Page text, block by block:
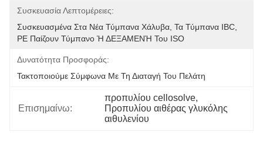
Συσκευασία Λεπτομέρειες:
Συσκευασμένα Στα Νέα Τύμπανα Χάλυβα, Τα Τύμπανα IBC,
PE Παίζουν Τύμπανο Ή ΔΕΞΑΜΕΝΉ Του ISO
Δυνατότητα Προσφοράς:
Τακτοποιούμε Σύμφωνα Με Τη Διαταγή Του Πελάτη
Επισημαίνω:
προπυλίου cellosolve,
Προπυλίου αιθέρας γλυκόλης
αιθυλενίου